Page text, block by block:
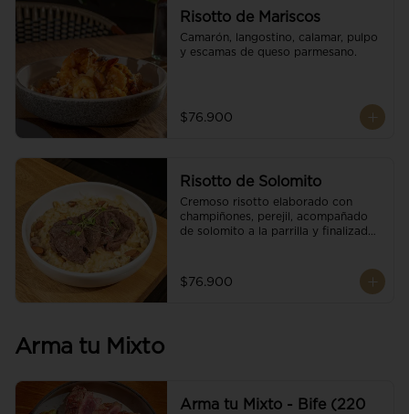
Risotto de Mariscos
Camarón, langostino, calamar, pulpo
y escamas de queso parmesano.
$76.900
Risotto de Solomito
Cremoso risotto elaborado con
champiñones, perejil, acompañado
de solomito a la parrilla y finalizado
$76.900
Arma tu Mixto
Arma tu Mixto - Bife (220